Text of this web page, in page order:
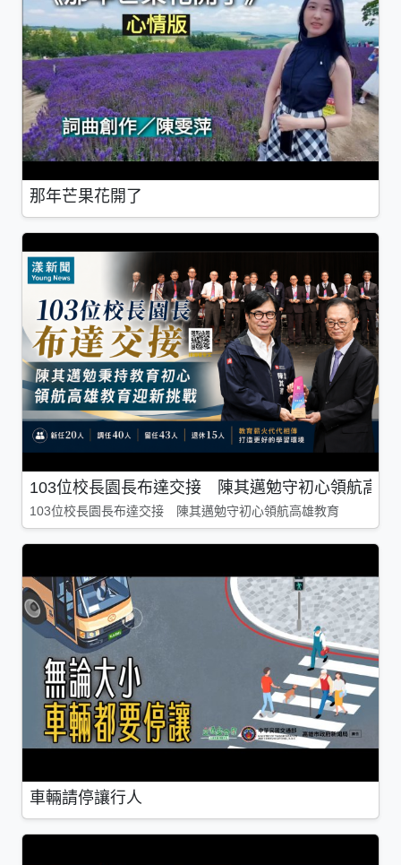
那年芒果花開了
103位校長園長布達交接 陳其邁勉守初心領航高雄
103位校長園長布達交接 陳其邁勉守初心領航高雄教育
車輛請停讓行人